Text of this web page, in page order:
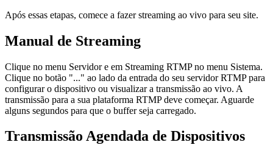
Após essas etapas, comece a fazer streaming ao vivo para seu site.
Manual de Streaming
Clique no menu Servidor e em Streaming RTMP no menu Sistema.
Clique no botão "..." ao lado da entrada do seu servidor RTMP para
configurar o dispositivo ou visualizar a transmissão ao vivo. A
transmissão para a sua plataforma RTMP deve começar. Aguarde
alguns segundos para que o buffer seja carregado.
Transmissão Agendada de Dispositivos